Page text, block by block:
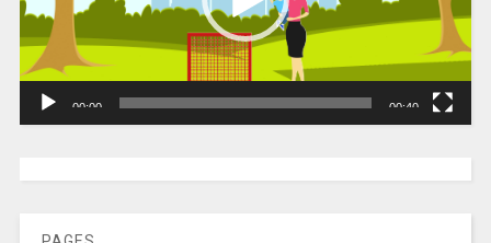
00:00 00:40